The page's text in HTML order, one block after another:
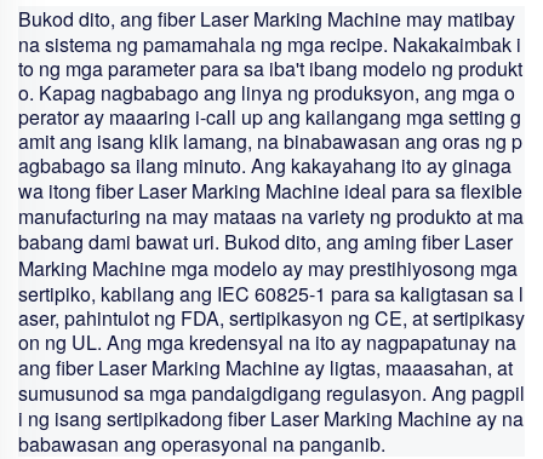
Bukod dito, ang fiber Laser Marking Machine may matibay
na sistema ng pamamahala ng mga recipe. Nakakaimbak i
to ng mga parameter para sa iba't ibang modelo ng produkt
o. Kapag nagbabago ang linya ng produksyon, ang mga o
perator ay maaaring i-call up ang kailangang mga setting g
amit ang isang klik lamang, na binabawasan ang oras ng p
agbabago sa ilang minuto. Ang kakayahang ito ay ginaga
wa itong fiber Laser Marking Machine ideal para sa flexible
manufacturing na may mataas na variety ng produkto at ma
babang dami bawat uri. Bukod dito, ang aming fiber Laser
Marking Machine mga modelo ay may prestihiyosong mga
sertipiko, kabilang ang IEC 60825-1 para sa kaligtasan sa l
aser, pahintulot ng FDA, sertipikasyon ng CE, at sertipikasy
on ng UL. Ang mga kredensyal na ito ay nagpapatunay na
ang fiber Laser Marking Machineay ligtas, maaasahan, at
sumusunod sa mga pandaigdigang regulasyon. Ang pagpil
i ng isang sertipikadong fiber Laser Marking Machineay na
babawasan ang operasyonal na panganib.